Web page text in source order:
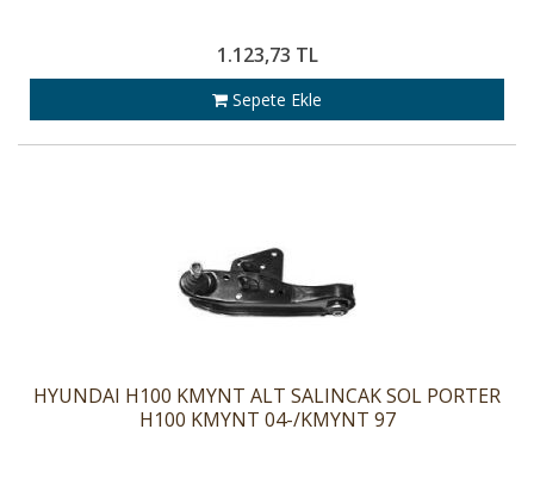
1.123,73 TL
Sepete Ekle
HYUNDAI H100 KMYNT ALT SALINCAK SOL PORTER
H100 KMYNT 04-/KMYNT 97